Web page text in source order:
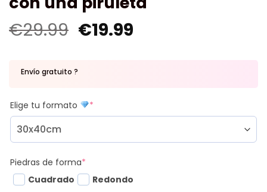
€29.99 €19.99
Envío gratuito ?
Elige tu formato *
Piedras de forma*
Cuadrado
Redondo